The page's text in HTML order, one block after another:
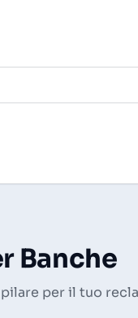
Banche
per il tuo